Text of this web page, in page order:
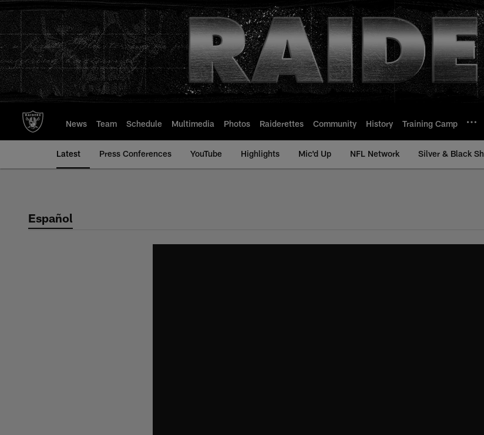
to
main
content
News Team Schedule Multimedia Photos Raiderettes Community History Training Camp
Latest Press Conferences YouTube Highlights Mic'd Up NFL Network Silver & Black
Español